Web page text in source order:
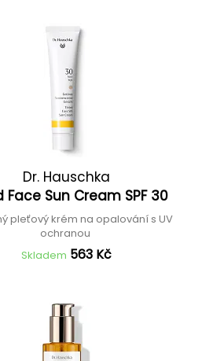
Dr. Hauschka
Face Sun Cream SPF 30
pleťový krém na opalování s UV
ochranou
Skladem 563 Kč